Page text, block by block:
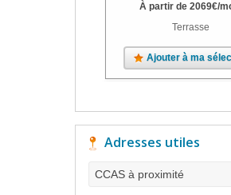
À partir de 2069€/
Terrasse
Ajouter à ma
Adresses utiles
CCAS à proximité